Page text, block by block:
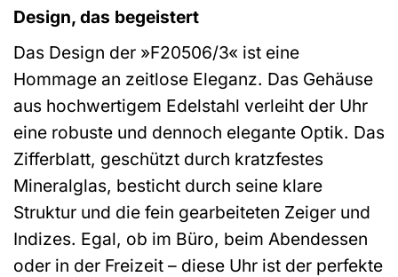
Design, das begeistert
Das Design der »F20506/3« ist eine
Hommage an zeitlose Eleganz. Das Gehäuse
aus hochwertigem Edelstahl verleiht der Uhr
eine robuste und dennoch elegante Optik. Das
Zifferblatt, geschützt durch kratzfestes
Mineralglas, besticht durch seine klare
Struktur und die fein gearbeiteten Zeiger und
Indizes. Egal, ob im Büro, beim Abendessen
oder in der Freizeit – diese Uhr ist der perfekte